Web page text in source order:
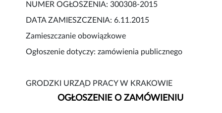
NUMER OGŁOSZENIA: 300308-2015
DATA ZAMIESZCZENIA: 6.11.2015
Zamieszczanie obowiązkowe
Ogłoszenie dotyczy: zamówienia publicznego
GRODZKI URZĄD PRACY W KRAKOWIE
OGŁOSZENIE O ZAMÓWIENIU